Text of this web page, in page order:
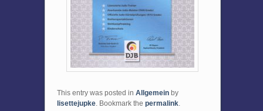
This entry was posted in Allgemeinby
lisettejupke. Bookmark the permalink.